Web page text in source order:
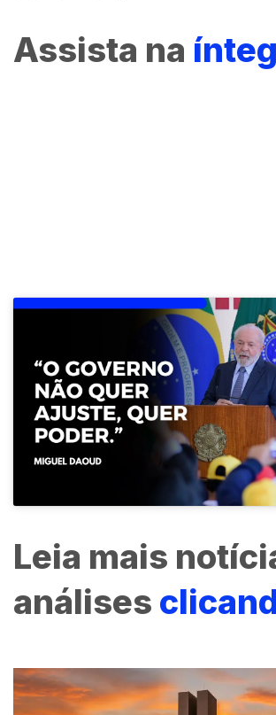
Assista na
Leia mais
análises